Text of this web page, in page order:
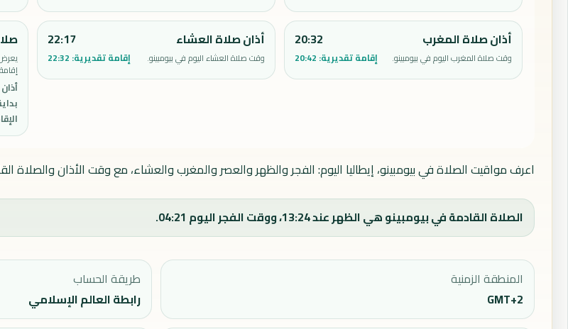
أذان صلاة المغرب
وقت صلاة المغرب اليوم في بيومبينو.
20:32
إقامة تقديرية: 20:42
أذان صلاة العشاء
وقت صلاة العشاء اليوم في بيومبينو.
22:17
إقامة تقديرية: 22:32
اعرف مواقيت الصلاة في بيومبينو، إيطاليا اليوم: الفجر والظهر والعصر والمغرب والعشاء، مع وقت الأذان والصلاة
الصلاة القادمة في بيومبينو هي الظهر عند 13:24، ووقت الفجر اليوم 04:21.
المنطقة الزمنية
GMT+2
طريقة الحساب
رابطة العالم الإسلامي